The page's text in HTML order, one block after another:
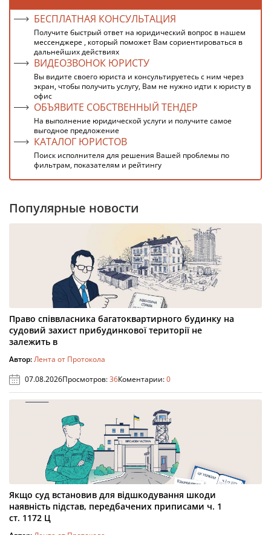
БЕСПЛАТНАЯ КОНСУЛЬТАЦИЯ
Получите быстрый ответ на юридический вопрос в нашем
мессенджере , который поможет Вам сориентироваться в
дальнейших действиях
ВИДЕОЗВОНОК ЮРИСТУ
Вы видите своего юриста и консультируетесь с ним через
экран, чтобы получить услугу, Вам не нужно идти к юристу в
офис
ОБЪЯВИТЕ СОБСТВЕННЫЙ ТЕНДЕР
На выполнение юридической услуги и получите самое
выгодное предложение
КАТАЛОГ ЮРИСТОВ
Поиск исполнителя для решения Вашей проблемы по
фильтрам, показателям и рейтингу
Популярные новости
Право співвласника багатоквартирного будинку на
судовий захист прибудинкової території не
залежить в
Автор:Лента от Протокола
07.08.2026Просмотров:36Коментарии:0
Якщо суд встановив для відшкодування шкоди
наявність підстав, передбачених приписами ч. 1
ст. 1172 Ц